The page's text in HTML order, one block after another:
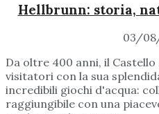
Hellbrunn: storia,
03/
Da oltre 400 anni, il
visitatori con la sua
incredibili giochi d'acqua:
raggiungibile con una